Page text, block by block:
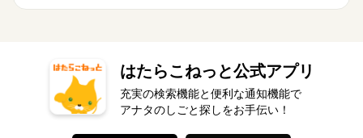
はたらこねっと公式アプリ
充実の検索機能と便利な通知機能で
アナタのしごと探しをお手伝い！